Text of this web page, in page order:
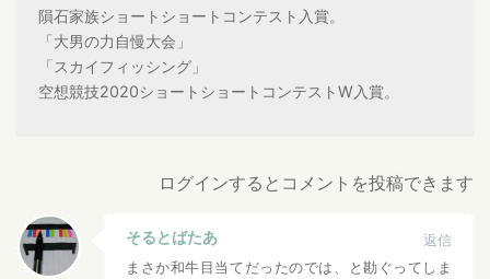
隕石家族ショートショートコンテスト入賞。
「大男の力自慢大会」
「スカイフィッシング」
空想競技2020ショートショートコンテストW入賞。
ログインするとコメントを投稿できます
そるとばたあ
返信
まさか和牛目当てだったのでは、と勘ぐってしま